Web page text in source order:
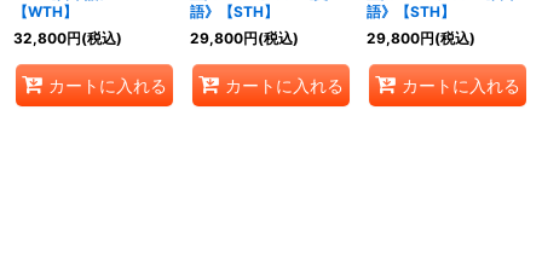
【WTH】
32,800円(税込)
カートに入れる
語》【STH】
29,800円(税込)
カートに入れる
語》【STH】
29,800円(税込)
カートに入れる